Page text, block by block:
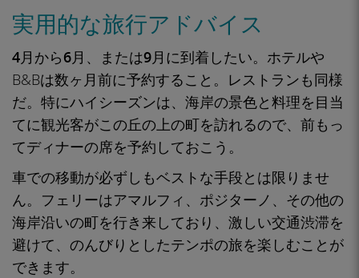
実用的な旅行アドバイス
4月から6月、または9月に到着 したい。ホテルや
B&Bは数ヶ月前に予約すること。レストランも同様
だ。特にハイシーズンは、海岸の景色と料理を目当
てに観光客がこの丘の上の町を訪れるので、 前もっ
てディナーの席を予約しておこう。
車での移動が必ずしもベストな手段とは限りませ
ん。フェリーはアマルフィ、ポジターノ、その他の
海岸沿いの町を行き来しており、 激しい交通渋滞を
避けて、のんびりとしたテンポの旅を楽しむことが
できます。